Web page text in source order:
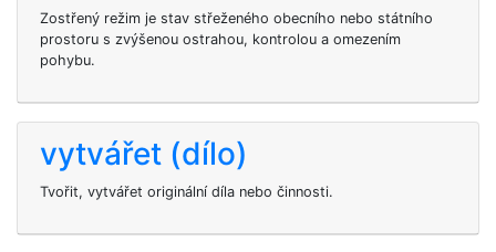
Zostřený režim je stav střeženého obecního nebo státního
prostoru s zvýšenou ostrahou, kontrolou a omezením
pohybu.
vytvářet (dílo)
Tvořit, vytvářet originální díla nebo činnosti.